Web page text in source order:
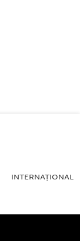
INTERNAŢIONAL